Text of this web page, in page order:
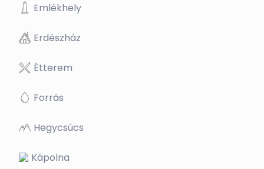
Emlékhely
Erdészház
Étterem
Forrás
Hegycsúcs
Kápolna